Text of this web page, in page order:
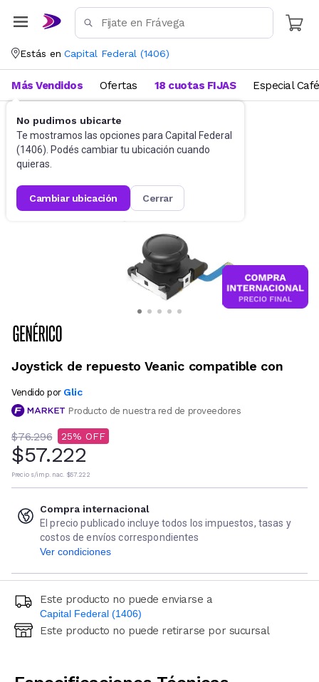
Estás en Capital Federal (1406)
No pudimos ubicarte
Te mostramos las opciones para Capital Federal
(1406). Podés cambiar tu ubicación cuando
quieras.
cambiar ubicación cerrar
Más Vendidos Ofertas 18 cuotas FIJAS Especial Café
Videojuegos Accesorios
Joystick de repuesto Veanic compatible con
Vendido por Glic
Producto de nuestra red de proveedores
$76.296 25
$57.222
Precio s/imp. nac. $57.222
Compra internacional
El precio publicado incluye todos los impuestos, tasas y
costos de envíos correspondientes
Ver condiciones
Este producto no puede enviarse a
Capital Federal (1406)
Ingresá código postal (sólo números)
Este producto no puede retirarse por sucursal